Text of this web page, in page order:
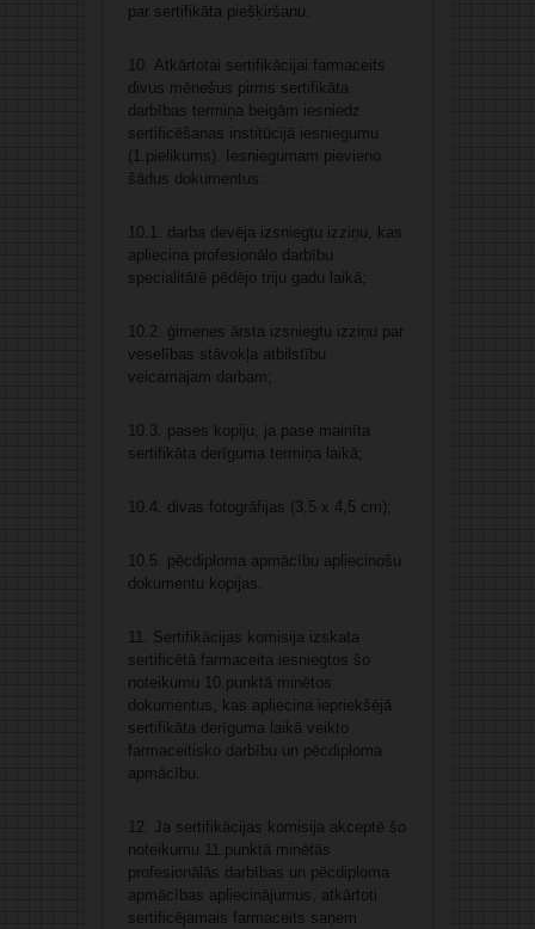
par sertifikāta piešķiršanu.
10. Atkārtotai sertifikācijai farmaceits
divus mēnešus pirms sertifikāta
darbības termiņa beigām iesniedz
sertificēšanas institūcijā iesniegumu
(1.pielikums). Iesniegumam pievieno
šādus dokumentus:
10.1. darba devēja izsniegtu izziņu, kas
apliecina profesionālo darbību
specialitātē pēdējo triju gadu laikā;
10.2. ģimenes ārsta izsniegtu izziņu par
veselības stāvokļa atbilstību
veicamajam darbam;
10.3. pases kopiju, ja pase mainīta
sertifikāta derīguma termiņa laikā;
10.4. divas fotogrāfijas (3,5 x 4,5 cm);
10.5. pēcdiploma apmācību apliecinošu
dokumentu kopijas.
11. Sertifikācijas komisija izskata
sertificētā farmaceita iesniegtos šo
noteikumu 10.punktā minētos
dokumentus, kas apliecina iepriekšējā
sertifikāta derīguma laikā veikto
farmaceitisko darbību un pēcdiploma
apmācību.
12. Ja sertifikācijas komisija akceptē šo
noteikumu 11.punktā minētās
profesionālās darbības un pēcdiploma
apmācības apliecinājumus, atkārtoti
sertificējamais farmaceits saņem